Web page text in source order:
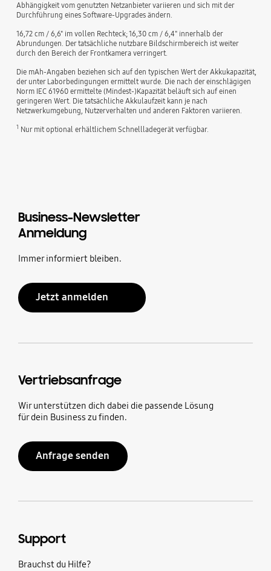
Abhängigkeit vom genutzten Netzanbieter variieren und sich mit der
Durchführung eines Software-Upgrades ändern.
16,72 cm / 6,6" im vollen Rechteck; 16,30 cm / 6,4" innerhalb der
Abrundungen. Der tatsächliche nutzbare Bildschirmbereich ist weiter
durch den Bereich der Frontkamera verringert.
Die mAh-Angaben beziehen sich auf den typischen Wert der Akkukapazität,
der unter Laborbedingungen ermittelt wurde. Die nach der einschlägigen
Norm IEC 61960 ermittelte (Mindest-)Kapazität beläuft sich auf einen
geringeren Wert. Die tatsächliche Akkulaufzeit kann je nach
Netzwerkumgebung, Nutzerverhalten und anderen Faktoren variieren.
1 Nur mit optional erhältlichem Schnellladegerät verfügbar.
Business-Newsletter
Anmeldung
Immer informiert bleiben.
Jetzt anmelden
Vertriebsanfrage
Wir unterstützen dich dabei die passende Lösung
für dein Business zu finden.
Anfrage senden
Support
Brauchst du Hilfe?